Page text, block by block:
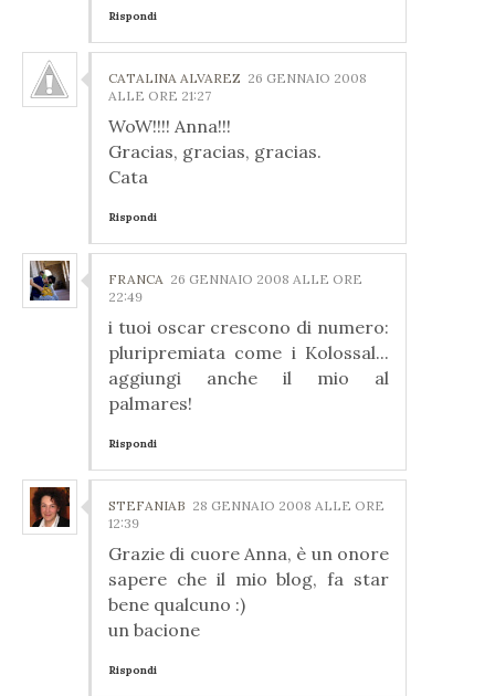
Rispondi
CATALINA ALVAREZ 26 GENNAIO 2008
ALLE ORE 21:27
WoW!!!! Anna!!!
Gracias, gracias, gracias.
Cata
Rispondi
FRANCA 26 GENNAIO 2008 ALLE ORE
22:49
i tuoi oscar crescono di numero:
pluripremiata come i Kolossal...
aggiungi anche il mio al
palmares!
Rispondi
STEFANIAB 28 GENNAIO 2008 ALLE ORE
12:39
Grazie di cuore Anna, è un onore
sapere che il mio blog, fa star
bene qualcuno :)
un bacione
Rispondi